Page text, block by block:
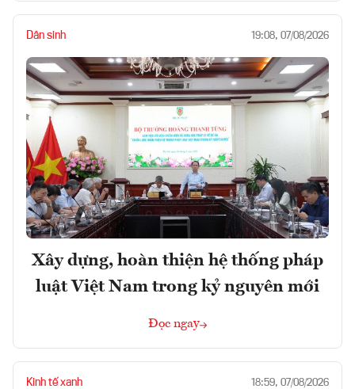
Dân sinh 19:08, 07/08/2026
Xây dựng, hoàn thiện hệ thống pháp
luật Việt Nam trong kỷ nguyên mới
Đọc ngay
Kinh tế xanh 18:59, 07/08/2026